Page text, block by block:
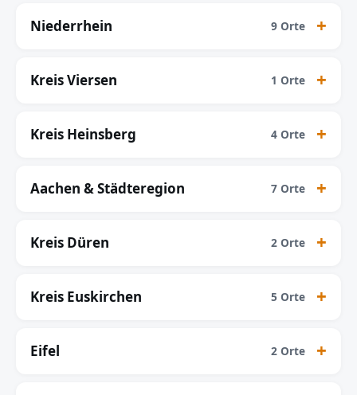
Niederrhein 9 Orte
Kreis Viersen 1 Orte
Kreis Heinsberg 4 Orte
Aachen & Städteregion 7 Orte
Kreis Düren 2 Orte
Kreis Euskirchen 5 Orte
Eifel 2 Orte